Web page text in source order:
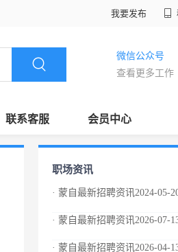
我要发布
微信公众号
查看更多工作
联系客服 会员中心
职场资讯
· 蒙自最新招聘资讯2024-05-
· 蒙自最新招聘资讯2026-07-
· 蒙自最新招聘资讯2026-04-